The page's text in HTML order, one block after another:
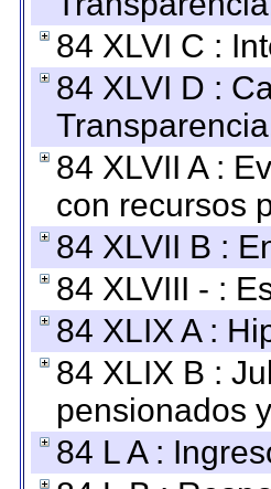
84 XLVI C :
84 XLVI D :
84 XLVII A :
con recursos
84 XLVII B :
84 XLVIII - :
84 XLIX A :
84 XLIX B :
pensionados
84 L A :